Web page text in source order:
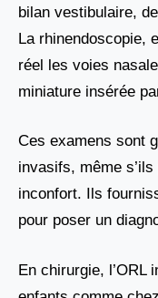
bilan vestibulaire,
La rhinendoscopie,
réel les voies
miniature insérée
Ces examens sont
invasifs, même
inconfort. Ils
pour poser un
En chirurgie, l’ORL